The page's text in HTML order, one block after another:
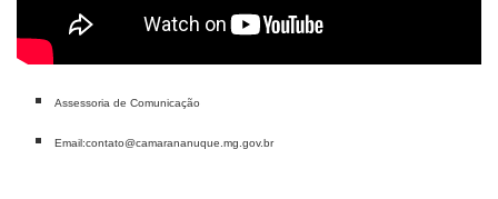
Assessoria de Comunicação
Email:contato@camarananuque.mg.gov.br